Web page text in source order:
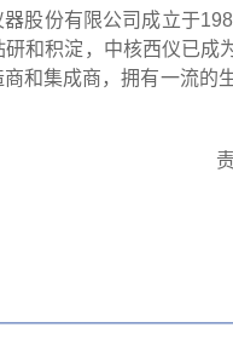
股份有限公司成立于
和积淀，中核西仪已成
和集成商，拥有一流的